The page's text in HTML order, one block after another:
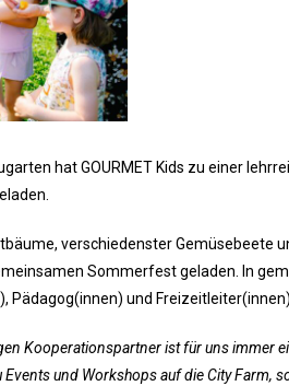
hat GOURMET Kids zu einer
verschiedenster Gemüsebeete
Sommerfest geladen. In
Pädagog(innen) und
Kooperationspartner ist für uns immer
und Workshops auf die City Farm,